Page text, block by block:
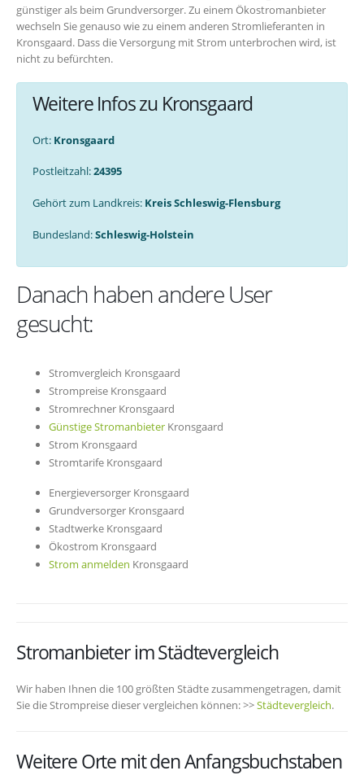
günstiger als beim Grundversorger. Zu einem Ökostromanbieter
wechseln Sie genauso wie zu einem anderen Stromlieferanten in
Kronsgaard. Dass die Versorgung mit Strom unterbrochen wird, ist
nicht zu befürchten.
Weitere Infos zu Kronsgaard
Ort: Kronsgaard
Postleitzahl:24395
Gehört zum Landkreis: Kreis Schleswig-Flensburg
Bundesland:Schleswig-Holstein
Danach haben andere User
gesucht:
Stromvergleich Kronsgaard
Strompreise Kronsgaard
Stromrechner Kronsgaard
Günstige Stromanbieter Kronsgaard
Strom Kronsgaard
Stromtarife Kronsgaard
Energieversorger Kronsgaard
Grundversorger Kronsgaard
Stadtwerke Kronsgaard
Ökostrom Kronsgaard
Strom anmelden Kronsgaard
Stromanbieter im Städtevergleich
Wir haben Ihnen die 100 größten Städte zusammengetragen, damit
Sie die Strompreise dieser vergleichen können: >>Städtevergleich.
Weitere Orte mit den Anfangsbuchstaben